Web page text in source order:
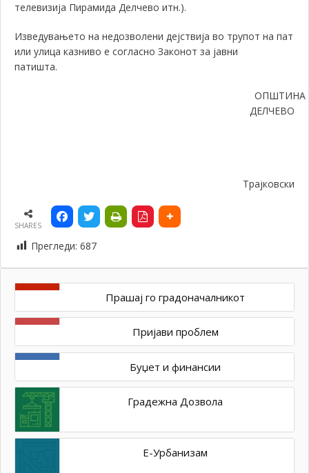
телевизија Пирамида Делчево итн.).
Изведувањето на недозволени дејствија во трупот на пат
или улица казниво е согласно Законот за јавни
патишта.
ОПШТИНА
ДЕЛЧЕВО
Трајковски
SHARES
Прегледи: 687
Прашај го градоначалникот
Пријави проблем
Буџет и финансии
Градежна Дозвола
Е-Урбанизам